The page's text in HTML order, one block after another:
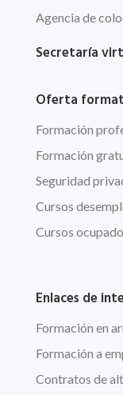
Agencia de
Secretaría
Oferta
Formación
Formación
Seguridad
Cursos
Cursos
Enlaces de
Formación en
Formación a
Contratos de